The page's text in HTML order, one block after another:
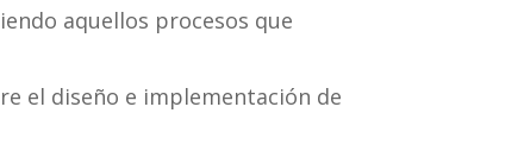
aquellos procesos que
el diseño e implementación de